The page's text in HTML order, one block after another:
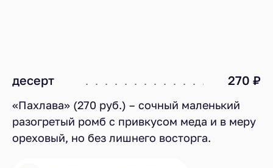
десерт 270 ₽
«Пахлава» (270 руб.) – сочный маленький
разогретый ромб с привкусом меда и в меру
ореховый, но без лишнего восторга.